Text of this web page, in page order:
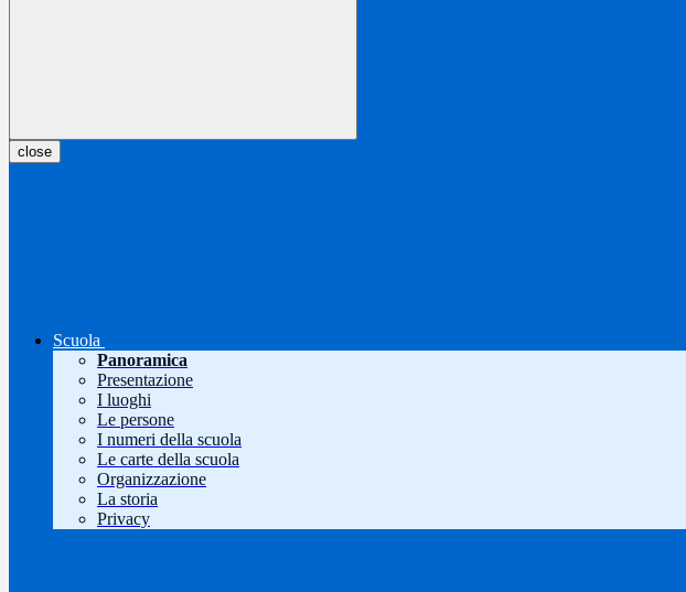
close
Scuola
Panoramica
Presentazione
I luoghi
Le persone
I numeri della scuola
Le carte della scuola
Organizzazione
La storia
Privacy